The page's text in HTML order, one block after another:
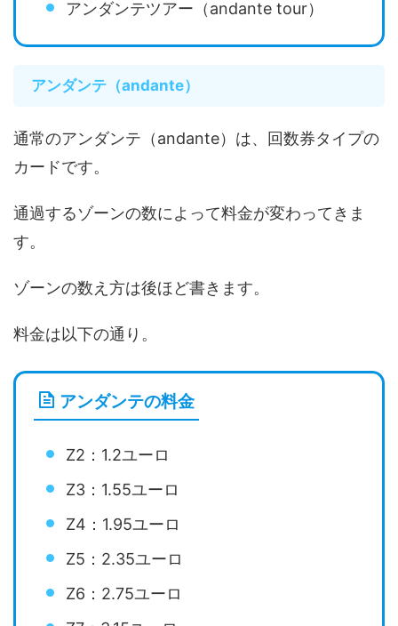
アンダンテツアー（andante tour）
アンダンテ（andante）
通常のアンダンテ（andante）は、回数券タイプの
カードです。
通過するゾーンの数によって料金が変わってきま
す。
ゾーンの数え方は後ほど書きます。
料金は以下の通り。
アンダンテの料金
Z2：1.2ユーロ
Z3：1.55ユーロ
Z4：1.95ユーロ
Z5：2.35ユーロ
Z6：2.75ユーロ